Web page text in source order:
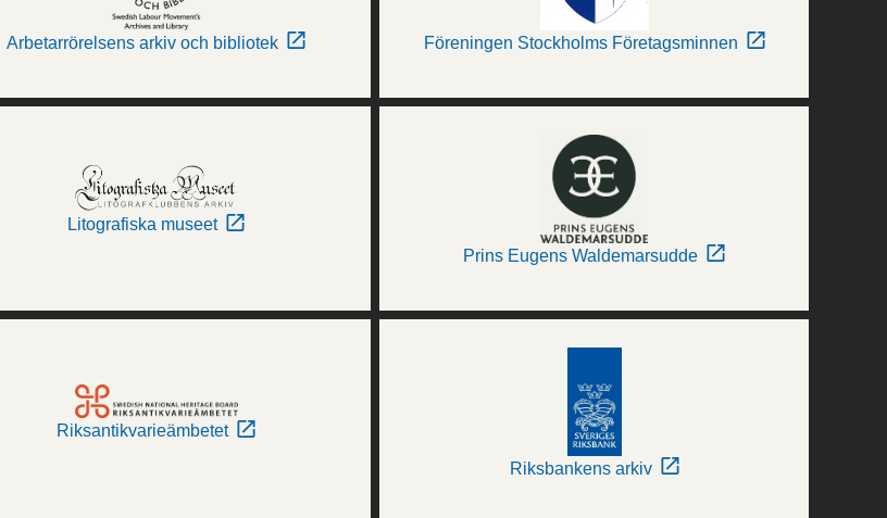
Arbetarrörelsens arkiv och bibliotek Föreningen Stockholms Företagsminnen
Litografiska museet
Prins Eugens Waldemarsudde
Riksantikvarieämbetet
Riksbankens arkiv